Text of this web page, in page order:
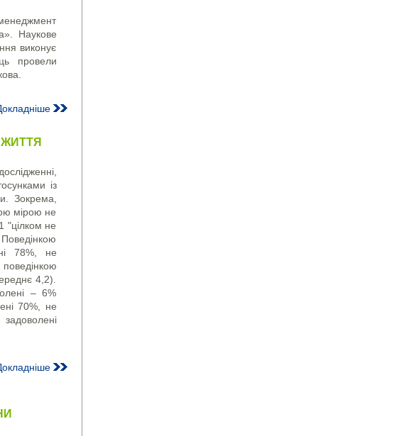
Наукове
виконує
провели
із
Зокрема,
мірою не
"цілком не
78%, не
4,2).
– 6%
70%, не